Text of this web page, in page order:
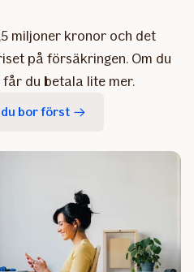
miljoner kronor och det
på försäkringen. Om du
du betala lite mer.
bor först